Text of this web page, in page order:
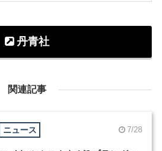
丹青社
関連記事
ニュース 7/28